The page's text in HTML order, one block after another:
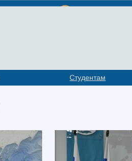
Студентам